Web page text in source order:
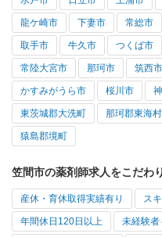
龍ケ崎市 下妻市 常総市
取手市 牛久市 つくば市
常陸大宮市 那珂市 筑西市
かすみがうら市 桜川市
東茨城郡大洗町 那珂郡東海村
猿島郡境町
笠間市の薬剤師求人をこだわ
産休・育休取得実績有り ス
年間休日120日以上 未経験者